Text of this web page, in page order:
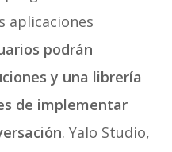
aplicaciones
podrán
y una librería
de implementar
. Yalo Studio,